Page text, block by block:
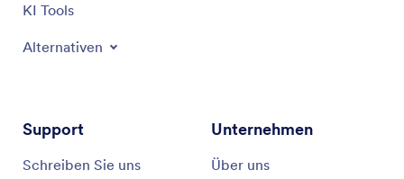
KI Tools
Alternativen
Support
Schreiben Sie uns
Unternehmen
Über uns